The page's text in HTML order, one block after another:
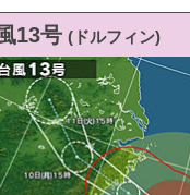
13号 (ドルフィン)